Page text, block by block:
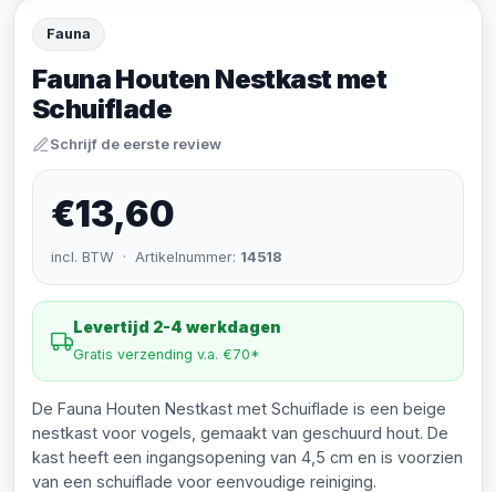
Fauna
Fauna Houten Nestkast met
Schuiflade
Schrijf de eerste review
€13,60
incl. BTW · Artikelnummer: 14518
Levertijd 2-4 werkdagen
Gratis verzending v.a. €70*
De Fauna Houten Nestkast met Schuiflade is een beige
nestkast voor vogels, gemaakt van geschuurd hout. De
kast heeft een ingangsopening van 4,5 cm en is voorzien
van een schuiflade voor eenvoudige reiniging.